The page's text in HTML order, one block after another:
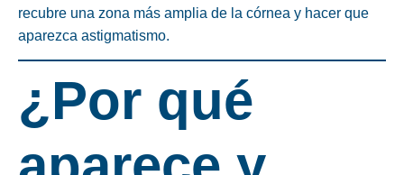
recubre una zona más amplia de la córnea y hacer que
aparezca astigmatismo.
¿Por qué